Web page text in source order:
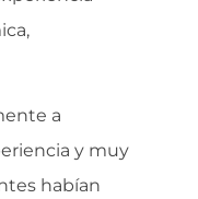
a
y muy
habían